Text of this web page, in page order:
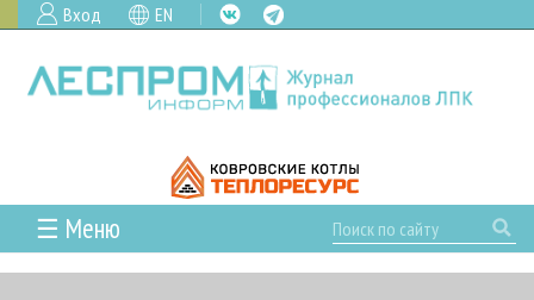
Вход EN
☰ Меню
ГЛАВНАЯ